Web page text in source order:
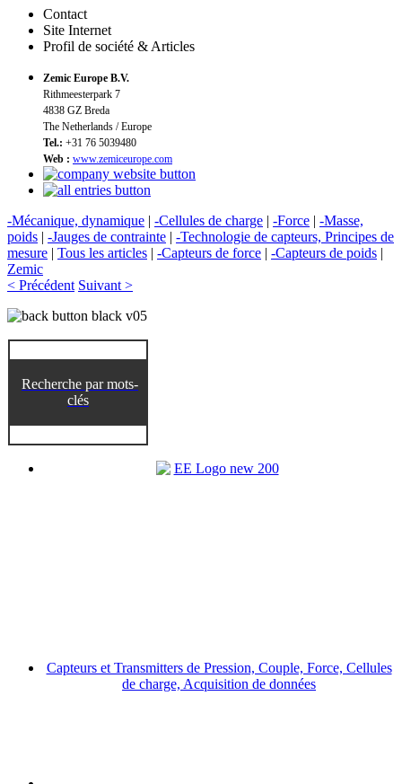
Contact
Site Internet
Profil de société & Articles
Zemic Europe B.V.
Rithmeesterpark 7
4838 GZ Breda
The Netherlands / Europe
Tel.: +31 76 5039480
Web : www.zemiceurope.com
-Mécanique, dynamique | -Cellules de charge | -Force | -Masse,
poids | -Jauges de contrainte | -Technologie de capteurs, Principes de
mesure | Tous les articles | -Capteurs de force | -Capteurs de poids |
Zemic
< Précédent Suivant >
Recherche par mots-
clés
Capteurs et Transmitters de Pression, Couple, Force, Cellules
de charge, Acquisition de données